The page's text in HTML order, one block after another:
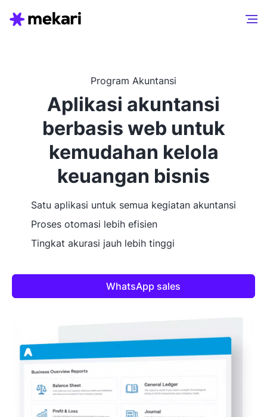
Program Akuntansi
Aplikasi akuntansi
berbasis web untuk
kemudahan kelola
keuangan bisnis
Satu aplikasi untuk semua kegiatan akuntansi
Proses otomasi lebih efisien
Tingkat akurasi jauh lebih tinggi
WhatsApp sales